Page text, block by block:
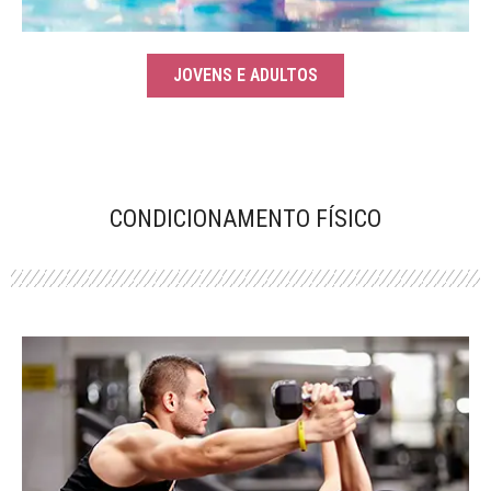
JOVENS E ADULTOS
CONDICIONAMENTO FÍSICO